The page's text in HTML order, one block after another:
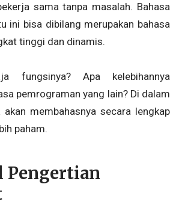
sama tanpa masalah. Bahasa
ini bisa dibilang merupakan bahasa
tinggi dan dinamis.
fungsinya? Apa kelebihannya
pemrograman yang lain? Di dalam
membahasnya secara lengkap
paham.
Pengertian